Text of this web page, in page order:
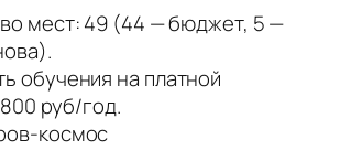
мест: 49 (44 — бюджет, 5 —
обучения на платной
руб/год.
космос